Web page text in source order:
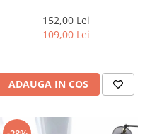
152,00 Lei
109,00 Lei
ADAUGA IN COS